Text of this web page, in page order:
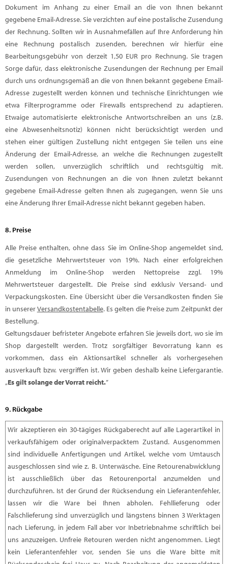
Dokument im Anhang zu einer Email an die von Ihnen bekannt
gegebene Email-Adresse. Sie verzichten auf eine postalische Zusendung
der Rechnung. Sollten wir in Ausnahmefällen auf Ihre Anforderung hin
eine Rechnung postalisch zusenden, berechnen wir hierfür eine
Bearbeitungsgebühr von derzeit 1,50 EUR pro Rechnung. Sie tragen
Sorge dafür, dass elektronische Zusendungen der Rechnung per Email
durch uns ordnungsgemäß an die von Ihnen bekannt gegebene Email-
Adresse zugestellt werden können und technische Einrichtungen wie
etwa Filterprogramme oder Firewalls entsprechend zu adaptieren.
Etwaige automatisierte elektronische Antwortschreiben an uns (z.B.
eine Abwesenheitsnotiz) können nicht berücksichtigt werden und
stehen einer gültigen Zustellung nicht entgegen Sie teilen uns eine
Änderung der Email-Adresse, an welche die Rechnungen zugestellt
werden sollen, unverzüglich schriftlich und rechtsgültig mit.
Zusendungen von Rechnungen an die von Ihnen zuletzt bekannt
gegebene Email-Adresse gelten Ihnen als zugegangen, wenn Sie uns
eine Änderung Ihrer Email-Adresse nicht bekannt gegeben haben.
8. Preise
Alle Preise enthalten, ohne dass Sie im Online-Shop angemeldet sind,
die gesetzliche Mehrwertsteuer von 19%. Nach einer erfolgreichen
Anmeldung im Online-Shop werden Nettopreise zzgl. 19%
Mehrwertsteuer dargestellt. Die Preise sind exklusiv Versand- und
Verpackungskosten. Eine Übersicht über die Versandkosten finden Sie
in unsererVersandkostentabelle. Es gelten die Preise zum Zeitpunkt der
Bestellung.
Geltungsdauer befristeter Angebote erfahren Sie jeweils dort, wo sie im
Shop dargestellt werden. Trotz sorgfältiger Bevorratung kann es
vorkommen, dass ein Aktionsartikel schneller als vorhergesehen
ausverkauft bzw. vergriffen ist. Wir geben deshalb keine Liefergarantie.
„Es gilt solange der Vorrat reicht.”
9. Rückgabe
Wir akzeptieren ein 30-tägiges Rückgaberecht auf alle Lagerartikel in
verkaufsfähigem oder originalverpacktem Zustand. Ausgenommen
sind individuelle Anfertigungen und Artikel, welche vom Umtausch
ausgeschlossen sind wie z. B. Unterwäsche. Eine Retourenabwicklung
ist ausschließlich über das Retourenportal anzumelden und
durchzuführen. Ist der Grund der Rücksendung ein Lieferantenfehler,
lassen wir die Ware bei Ihnen abholen. Fehllieferung oder
Falschlieferung sind unverzüglich und längstens binnen 3 Werktagen
nach Lieferung, in jedem Fall aber vor Inbetriebnahme schriftlich bei
uns anzuzeigen. Unfreie Retouren werden nicht angenommen. Liegt
kein Lieferantenfehler vor, senden Sie uns die Ware bitte mit